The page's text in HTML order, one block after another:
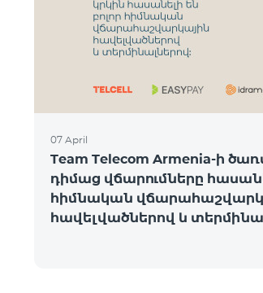
07 April
Team Telecom Armenia-ի
դիմաց վճարումները
հիմնական
հավելվածներով և